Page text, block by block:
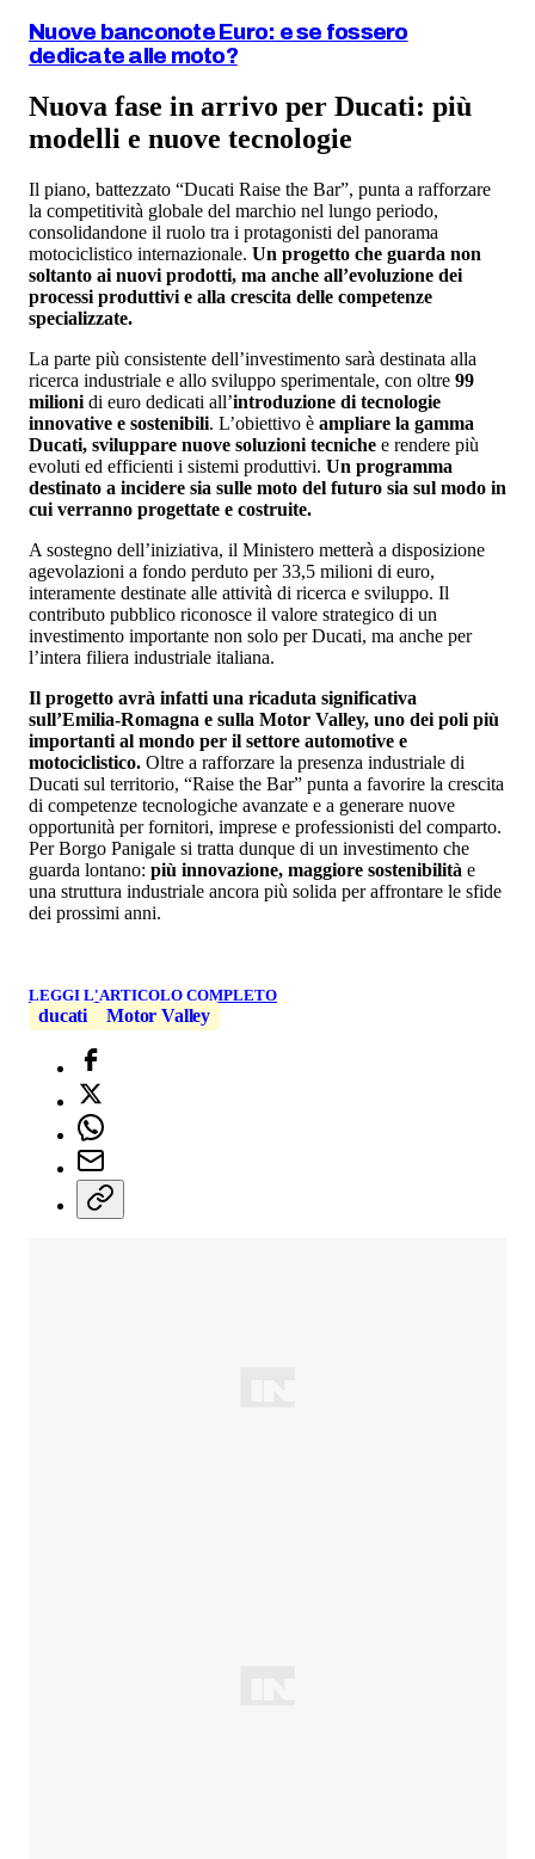
Nuove banconote Euro: e se fossero
dedicate alle moto?
Nuova fase in arrivo per Ducati: più
modelli e nuove tecnologie
Il piano, battezzato “Ducati Raise the Bar”, punta a rafforzare
la competitività globale del marchio nel lungo periodo,
consolidandone il ruolo tra i protagonisti del panorama
motociclistico internazionale. Un progetto che guarda non
soltanto ai nuovi prodotti, ma anche all’evoluzione dei
processi produttivi e alla crescita delle competenze
specializzate.
La parte più consistente dell’investimento sarà destinata alla
ricerca industriale e allo sviluppo sperimentale, con oltre 99
milioni di euro dedicati all’introduzione di tecnologie
innovative e sostenibili. L’obiettivo è ampliare la gamma
Ducati, sviluppare nuove soluzioni tecniche e rendere più
evoluti ed efficienti i sistemi produttivi. Un programma
destinato a incidere sia sulle moto del futuro sia sul modo in
cui verranno progettate e costruite.
A sostegno dell’iniziativa, il Ministero metterà a disposizione
agevolazioni a fondo perduto per 33,5 milioni di euro,
interamente destinate alle attività di ricerca e sviluppo. Il
contributo pubblico riconosce il valore strategico di un
investimento importante non solo per Ducati, ma anche per
l’intera filiera industriale italiana.
Il progetto avrà infatti una ricaduta significativa
sull’Emilia-Romagna e sulla Motor Valley, uno dei poli più
importanti al mondo per il settore automotive e
motociclistico. Oltre a rafforzare la presenza industriale di
Ducati sul territorio, “Raise the Bar” punta a favorire la crescita
di competenze tecnologiche avanzate e a generare nuove
opportunità per fornitori, imprese e professionisti del comparto.
Per Borgo Panigale si tratta dunque di un investimento che
guarda lontano: più innovazione, maggiore sostenibilità e
una struttura industriale ancora più solida per affrontare le sfide
dei prossimi anni.
LEGGI L'ARTICOLO COMPLETO
ducati Motor Valley